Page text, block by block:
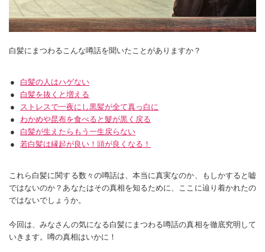
白髪にまつわるこんな噂話を聞いたことがありますか？
白髪の人はハゲない
白髪を抜くと増える
ストレスで一夜にし黒髪が全て真っ白に
わかめや昆布を食べると髮が黒く戻る
白髪が生えたらもう一生戻らない
若白髪は縁起が良い！頭が良くなる！
これら白髪に関する数々の噂話は、本当に真実なのか、もしかすると嘘
ではないのか？あなたはその真相を知るために、ここに辿り着かれたの
ではないでしょうか。
今回は、みなさんの気になる白髪にまつわる噂話の真相を徹底究明して
いきます。噂の真相はいかに！